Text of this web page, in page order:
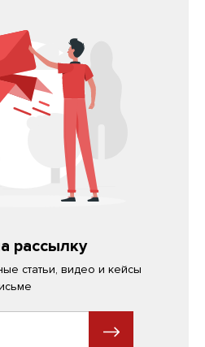
рассылку
статьи, видео и кейсы